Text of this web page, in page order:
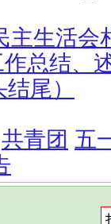
主生活会
总结、
尾）
共青团 五